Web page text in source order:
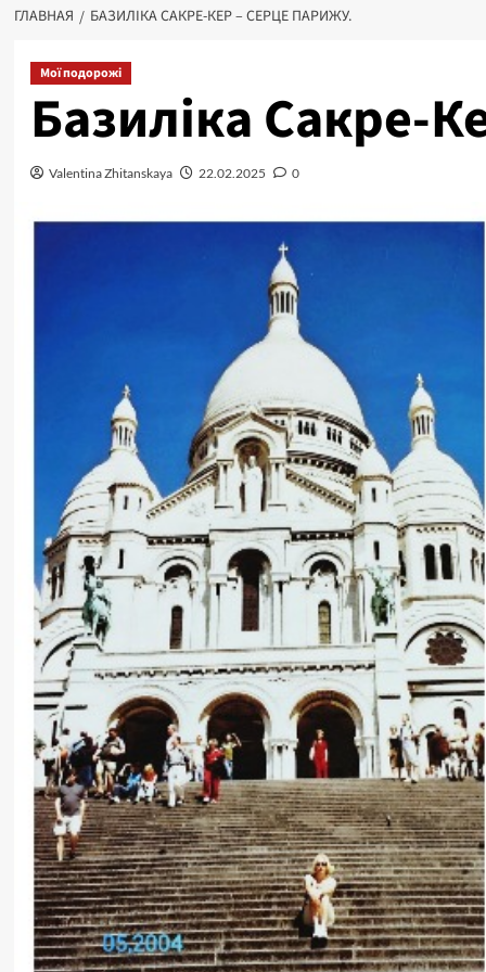
ГЛАВНАЯ БАЗИЛІКА САКРЕ-КЕР – СЕРЦЕ ПАРИЖУ.
Мої подорожі
Базиліка Сакре-
Valentina Zhitanskaya 22.02.2025 0